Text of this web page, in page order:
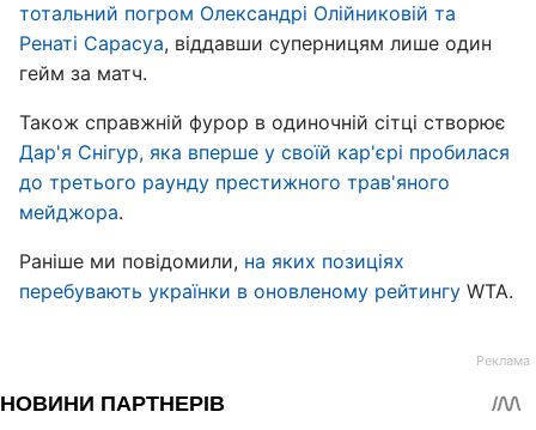
тотальний погром Олександрі Олійниковій та
Ренаті Сарасуа, віддавши суперницям лише один
гейм за матч.
Також справжній фурор в одиночній сітці створює
Дар'я Снігур, яка вперше у своїй кар'єрі пробилася
до третього раунду престижного трав'яного
мейджора.
Раніше ми повідомили, на яких позиціях
перебувають українки в оновленому рейтингу WTA.